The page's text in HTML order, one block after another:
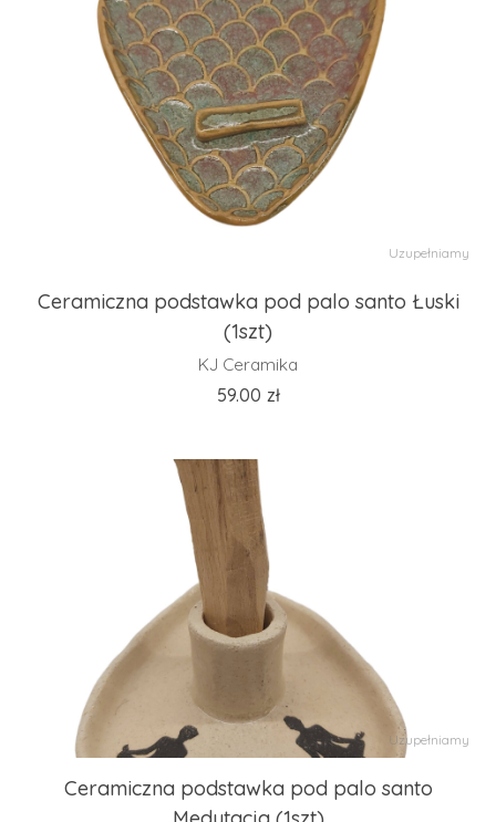
Uzupełniamy
Ceramiczna podstawka pod palo santo Łuski
(1szt)
KJ Ceramika
59.00 zł
Uzupełniamy
Ceramiczna podstawka pod palo santo